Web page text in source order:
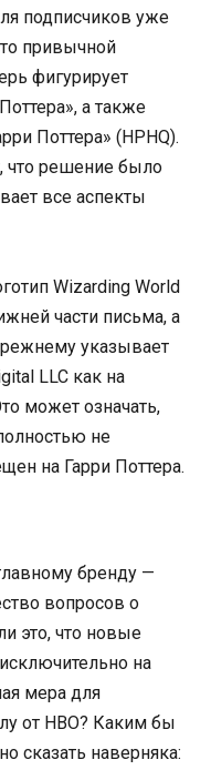
подписчиков уже
привычной
фигурирует
а также
Поттера» (HPHQ).
что решение было
все аспекты
Wizarding World
части письма, а
указывает
LLC как на
может означать,
не
на Гарри Поттера.
бренду —
вопросов о
это, что новые
на
мера для
от HBO? Каким бы
сказать наверняка: